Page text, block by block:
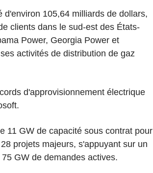
d'environ 105,64 milliards de dollars,
clients dans le sud-est des États-
Power, Georgia Power et
activités de distribution de gaz
d'approvisionnement électrique
11 GW de capacité sous contrat pour
projets majeurs, s'appuyant sur un
GW de demandes actives.